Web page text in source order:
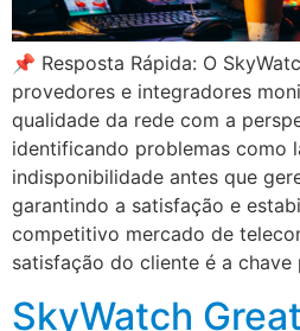
📌 Resposta Rápida: O
provedores e integradores
qualidade da rede com a
identificando problemas como
indisponibilidade antes que
garantindo a satisfação e
competitivo mercado de
satisfação do cliente é a
SkyWatch